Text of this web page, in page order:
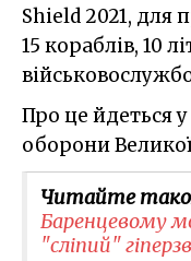
Shield 2021, для
15 кораблів, 10
Про це йдеться у
оборони
Читайте
Баренцевому
"сліпий"